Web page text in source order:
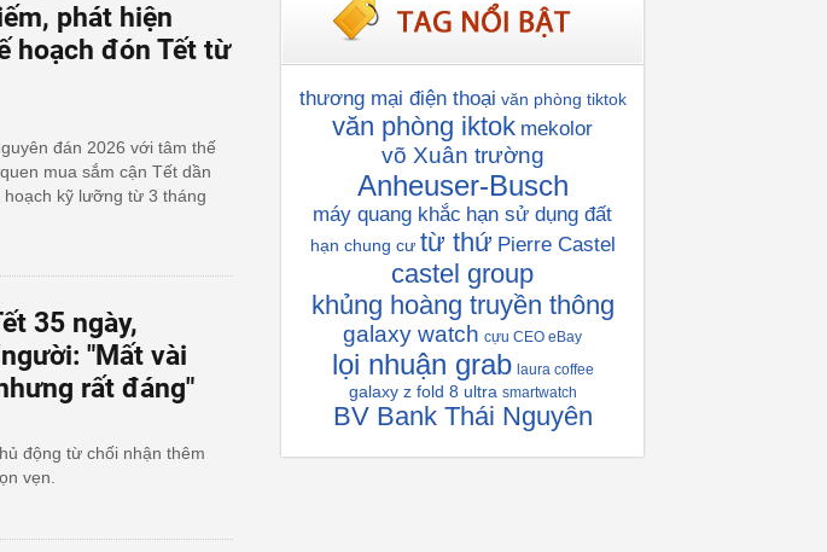
phát hiện
hoạch đón Tết từ
đán 2026 với tâm thế
mua sắm cận Tết dần
kỹ lưỡng từ 3 tháng
35 ngày,
"Mất vài
rất đáng"
động từ chối nhận thêm
vẹn.
thương mại điện thoại văn phòng tiktok
văn phòng iktok mekolor
võ Xuân trường
Anheuser-Busch
máy quang khắc hạn sử dụng đất
hạn chung cư từ thứ Pierre Castel
castel group
khủng hoàng truyền thông
galaxy watch cựu CEO eBay
lọi nhuận grab laura coffee
galaxy z fold 8 ultra smartwatch
BV Bank Thái Nguyên